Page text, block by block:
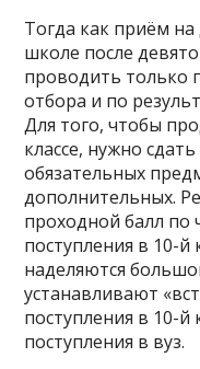
Тогда как приём
школе после
проводить только
отбора и по
Для того, чтобы
классе, нужно
обязательных
дополнительных.
проходной балл
поступления в 10-й
наделяются
устанавливают
поступления в 10-й
поступления в вуз.